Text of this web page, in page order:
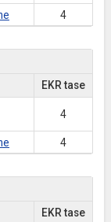
4
EKR tase
4
4
EKR tase